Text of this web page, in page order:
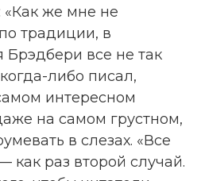
«Как же мне не
традиции, в
Брэдбери все не так
либо писал,
интересном
на самом грустном,
в слезах. «Все
как раз второй случай.